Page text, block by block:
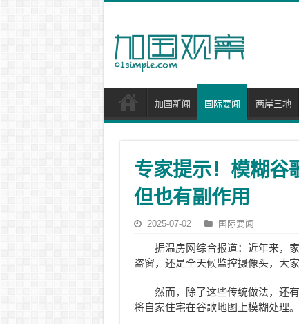
加国新闻 国际要闻 两岸三地
专家提示！模糊谷
但也有副作用
2025-07-02 国际要闻
据温房网综合报道：近年来，
盗窗，还是全天候监控摄像头，大
然而，除了这些传统做法，还
将自家住宅在谷歌地图上模糊处理。